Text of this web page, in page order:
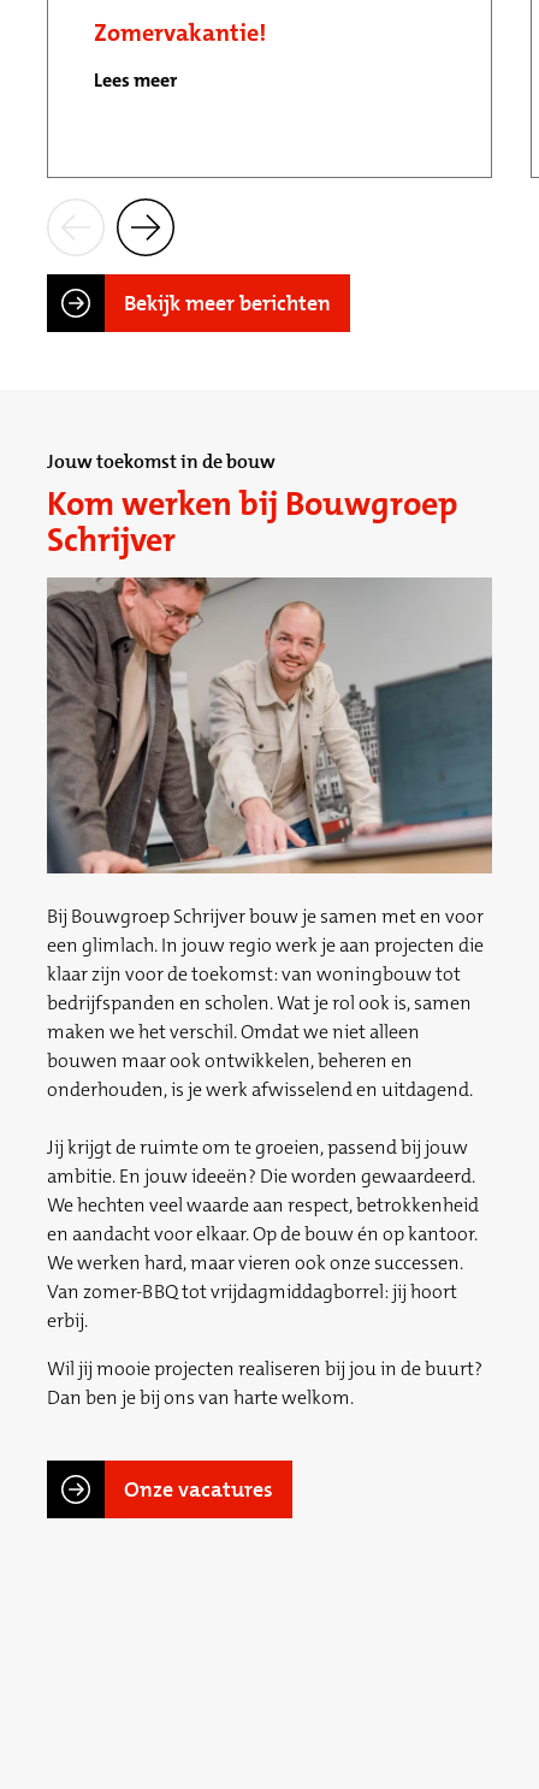
Zomervakantie!
Lees meer
Bekijk meer berichten
Jouw toekomst in de bouw
Kom werken bij Bouwgroep
Schrijver
Bij Bouwgroep Schrijver bouw je samen met en voor
een glimlach. In jouw regio werk je aan projecten die
klaar zijn voor de toekomst: van woningbouw tot
bedrijfspanden en scholen. Wat je rol ook is, samen
maken we het verschil. Omdat we niet alleen
bouwen maar ook ontwikkelen, beheren en
onderhouden, is je werk afwisselend en uitdagend.
Jij krijgt de ruimte om te groeien, passend bij jouw
ambitie. En jouw ideeën? Die worden gewaardeerd.
We hechten veel waarde aan respect, betrokkenheid
en aandacht voor elkaar. Op de bouw én op kantoor.
We werken hard, maar vieren ook onze successen.
Van zomer-BBQ tot vrijdagmiddagborrel: jij hoort
erbij.
Wil jij mooie projecten realiseren bij jou in de buurt?
Dan ben je bij ons van harte welkom.
Onze vacatures